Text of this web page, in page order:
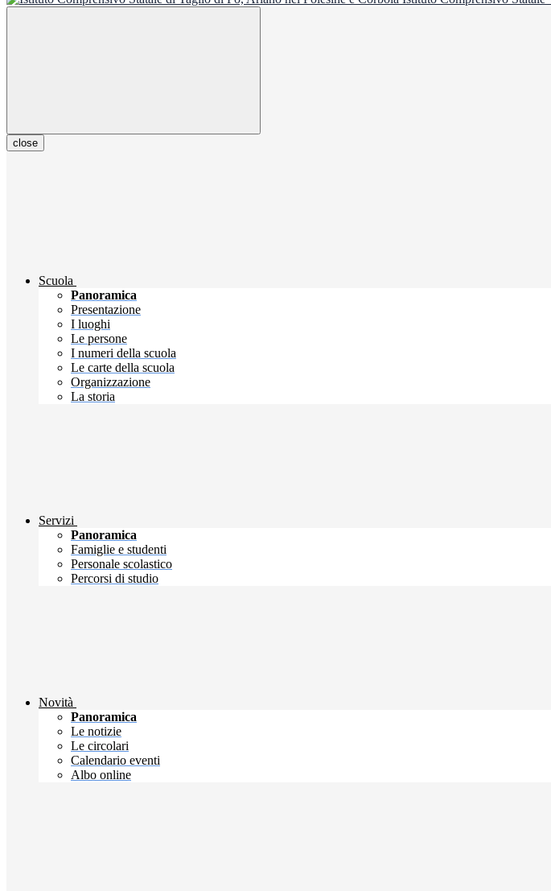
close
Scuola
Panoramica
Presentazione
I luoghi
Le persone
I numeri della scuola
Le carte della scuola
Organizzazione
La storia
Servizi
Panoramica
Famiglie e studenti
Personale scolastico
Percorsi di studio
Novità
Panoramica
Le notizie
Le circolari
Calendario eventi
Albo online